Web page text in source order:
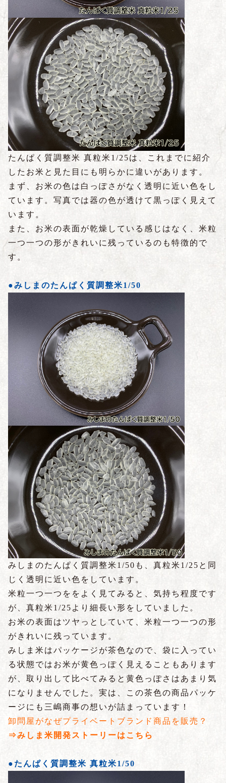
たんぱく質調整米 真粒米1/25は、これまでに紹介
したお米と見た目にも明らかに違いがあります。
まず、お米の色は白っぽさがなく透明に近い色をし
ています。写真では器の色が透けて黒っぽく見えて
います。
また、お米の表面が乾燥している感じはなく、米粒
一つ一つの形がきれいに残っているのも特徴的で
す。
●みしまのたんぱく質調整米1/50
みしまのたんぱく質調整米1/50も、真粒米1/25と同
じく透明に近い色をしています。
米粒一つ一つををよく見てみると、気持ち程度です
が、真粒米1/25より細長い形をしていました。
お米の表面はツヤっとしていて、米粒一つ一つの形
がきれいに残っています。
みしま米はパッケージが茶色なので、袋に入ってい
る状態ではお米が黄色っぽく見えることもあります
が、取り出して比べてみると黄色っぽさはあまり気
になりませんでした。実は、この茶色の商品パッケ
ージにも三嶋商事の想いが詰まっています！
卸問屋がなぜプライベートブランド商品を販売？
⇒みしま米開発ストーリーはこちら
●たんぱく質調整米 真粒米1/50